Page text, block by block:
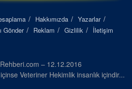
Hakkımızda
Yazarlar
Gönder Reklam Gizlilik İletişim
– 12.12.2016
Veteriner Hekimlik insanlık içindir...